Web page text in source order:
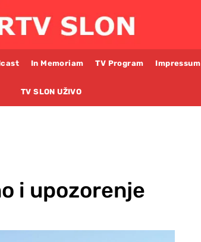
In Memoriam TV Program Impressum
TV SLON UŽIVO
i upozorenje